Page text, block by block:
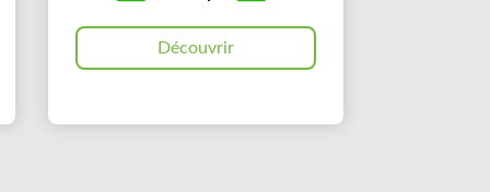
Découvrir